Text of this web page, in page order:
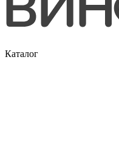
Каталог